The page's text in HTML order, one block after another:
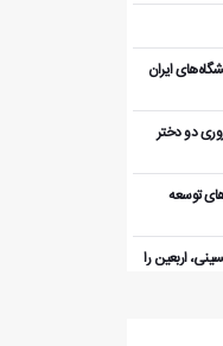
ایران
دو دختر
توسعه
اربعین را
با